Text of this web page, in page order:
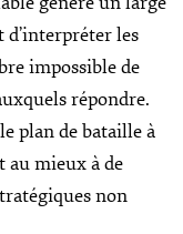
d’interpréter les
impossible de
répondre.
plan de bataille à
au mieux à de
non